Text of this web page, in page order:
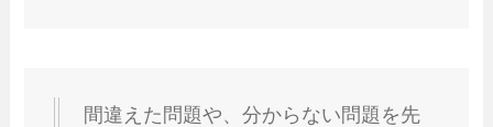
間違えた問題や、分からない問題を先